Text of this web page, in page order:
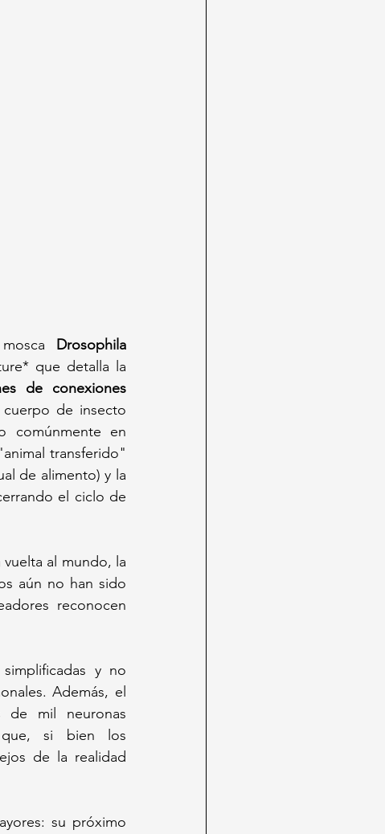
Drosophila
que detalla la
de conexiones
de insecto
comúnmente en
transferido"
de alimento) y la
el ciclo de
al mundo, la
aún no han sido
reconocen
y no
Además, el
mil neuronas
que, si bien los
de la realidad
su próximo